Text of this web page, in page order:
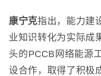
康宁克指出，能力建
业知识转化为实际成
头的PCCB网络能源
设合作，取得了积极